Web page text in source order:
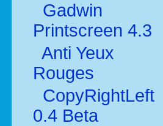
Gadwin
Printscreen 4.3
Anti Yeux
Rouges
CopyRightLeft
0.4 Beta